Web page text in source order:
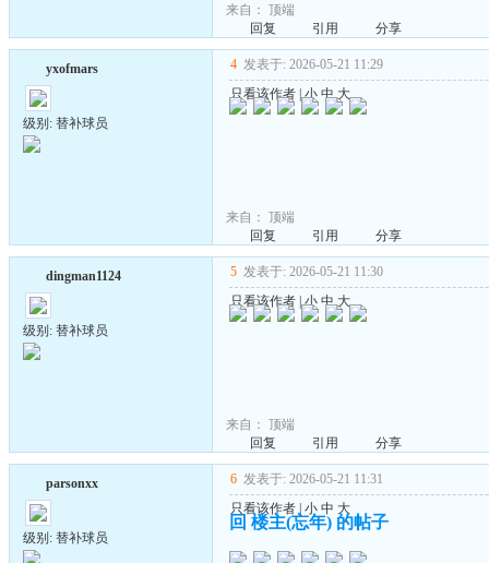
来自： 顶端
回复
引用 分享
yxofmars
级别: 替补球员
4 发表于: 2026-05-21 11:29
只看该作者 |小 中 大
来自： 顶端
回复
引用 分享
dingman1124
级别: 替补球员
5 发表于: 2026-05-21 11:30
只看该作者 |小 中 大
来自： 顶端
回复
引用 分享
parsonxx
级别: 替补球员
6 发表于: 2026-05-21 11:31
只看该作者| 小 中 大
回 楼主(忘年) 的帖子